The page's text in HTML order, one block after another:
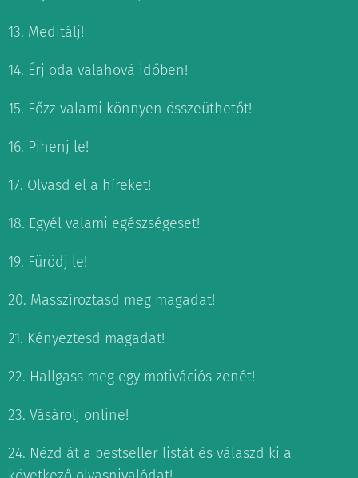
13. Meditálj!
14. Érj oda valahová időben!
15. Főzz valami könnyen összeüthetőt!
16. Pihenj le!
17. Olvasd el a híreket!
18. Egyél valami egészségeset!
19. Fürödj le!
20. Masszíroztasd meg magadat!
21. Kényeztesd magadat!
22. Hallgass meg egy motivációs zenét!
23. Vásárolj online!
24. Nézd át a bestseller listát és válaszd ki a